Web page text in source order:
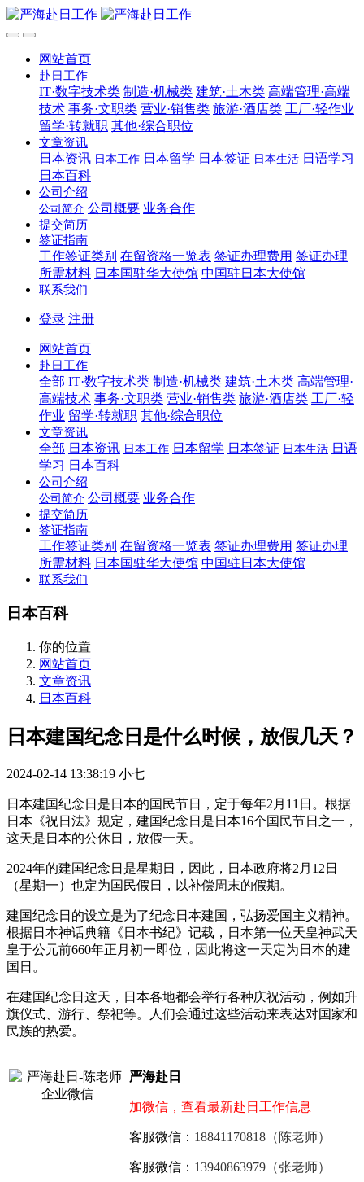
网站首页
赴日工作
IT·数字技术类 制造·机械类 建筑·土木类 高端管理·高端
技术 事务·文职类 营业·销售类 旅游·酒店类 工厂·轻作业
留学·转就职 其他·综合职位
文章资讯
日本资讯 日本工作 日本留学 日本签证 日本生活 日语学习
日本百科
公司介绍
公司简介 公司概要 业务合作
提交简历
签证指南
工作签证类别 在留资格一览表 签证办理费用 签证办理
所需材料 日本国驻华大使馆 中国驻日本大使馆
联系我们
登录 注册
网站首页
赴日工作
全部 IT·数字技术类 制造·机械类 建筑·土木类 高端管理·
高端技术 事务·文职类 营业·销售类 旅游·酒店类 工厂·轻
作业 留学·转就职 其他·综合职位
文章资讯
全部 日本资讯 日本工作 日本留学 日本签证 日本生活 日语
学习 日本百科
公司介绍
公司简介 公司概要 业务合作
提交简历
签证指南
工作签证类别 在留资格一览表 签证办理费用 签证办理
所需材料 日本国驻华大使馆 中国驻日本大使馆
联系我们
日本百科
你的位置
网站首页
文章资讯
日本百科
日本建国纪念日是什么时候，放假几天？
2024-02-14 13:38:19 小七
日本建国纪念日是日本的国民节日，定于每年2月11日。根据
日本《祝日法》规定，建国纪念日是日本16个国民节日之一，
这天是日本的公休日，放假一天。
2024年的建国纪念日是星期日，因此，日本政府将2月12日
（星期一）也定为国民假日，以补偿周末的假期。
建国纪念日的设立是为了纪念日本建国，弘扬爱国主义精神。
根据日本神话典籍《日本书纪》记载，日本第一位天皇神武天
皇于公元前660年正月初一即位，因此将这一天定为日本的建
国日。
在建国纪念日这天，日本各地都会举行各种庆祝活动，例如升
旗仪式、游行、祭祀等。人们会通过这些活动来表达对国家和
民族的热爱。
严海赴日
加微信，查看最新赴日工作信息
客服微信： 18841170818（陈老师）
客服微信： 13940863979（张老师）